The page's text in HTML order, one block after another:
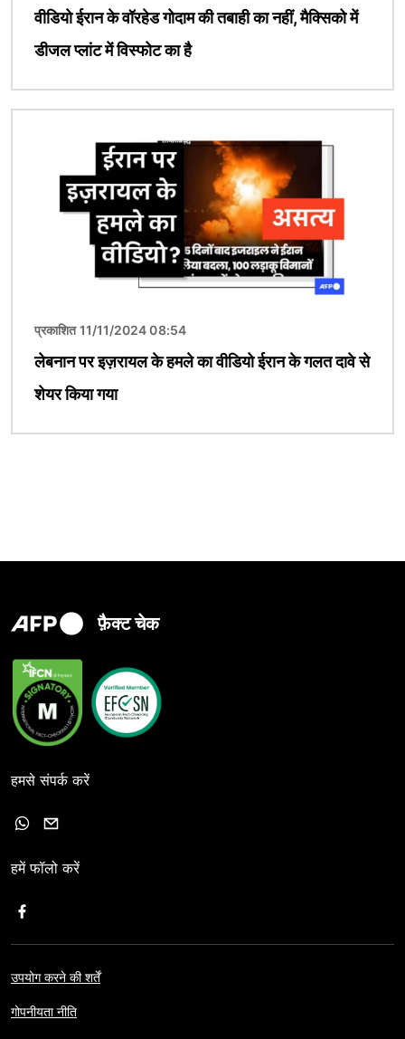
वीडियो ईरान के वॉरहेड गोदाम की तबाही का नहीं, मैक्सिको में
डीजल प्लांट में विस्फोट का है
प्रकाशित 11/11/2024 08:54
लेबनान पर इज़रायल के हमले का वीडियो ईरान के गलत दावे से
शेयर किया गया
फ़ैक्ट चेक
हमसे संपर्क करें
हमें फॉलो करें
उपयोग करने की शर्तें
गोपनीयता नीति